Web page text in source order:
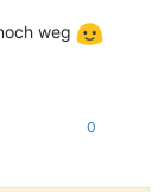
weg
0